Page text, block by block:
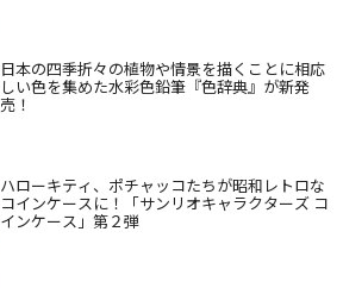
日本の四季折々の植物や情景を描くことに相応
しい色を集めた水彩色鉛筆『色辞典』が新発
売！
ハローキティ、ポチャッコたちが昭和レトロな
コインケースに！「サンリオキャラクターズ コ
インケース」第２弾